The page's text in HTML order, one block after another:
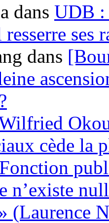
dans UDB :
ses
dans
cède la
Fonction
n’existe
(Laurence